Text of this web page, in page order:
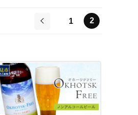
1 2